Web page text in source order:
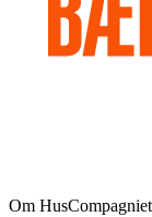
Om HusCompagniet